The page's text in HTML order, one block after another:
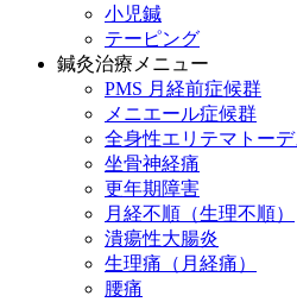
小児鍼
テーピング
鍼灸治療メニュー
PMS 月経前症候群
メニエール症候群
全身性エリテマトーデ
坐骨神経痛
更年期障害
月経不順（生理不順）
潰瘍性大腸炎
生理痛（月経痛）
腰痛